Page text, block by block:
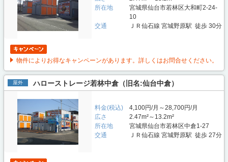
所在地
宮城県仙台市若林区大和町2-24-
10
交通
ＪＲ仙石線 宮城野原駅 徒歩 30分
物件によりお得なキャンペーンがあります。詳しくはお問合せください。
屋外 ハローストレージ若林中倉（旧名:仙台中倉）
料金(税込)
4,100円/月～28,700円/月
広さ
2.47m²～13.2m²
所在地
宮城県仙台市若林区中倉1-27
交通
ＪＲ仙石線 宮城野原駅 徒歩 27分